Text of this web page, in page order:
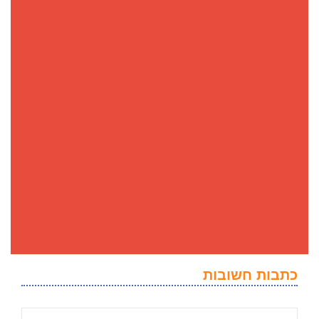
כתבות חשובות